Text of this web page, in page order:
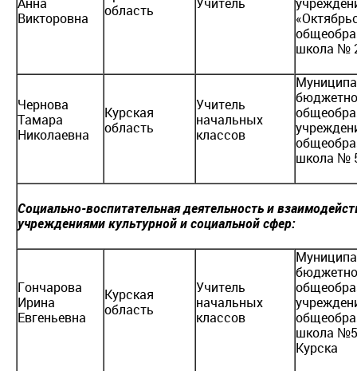
Викторовна
область
школа №
Чернова
Тамара
Николаевна
Курская
область
Учитель
начальных
классов
школа №
Социально-воспитательная деятельность и
учреждениями культурной и социальной сфер:
Гончарова
Ирина
Евгеньевна
Курская
область
Учитель
начальных
классов
школа
Курска